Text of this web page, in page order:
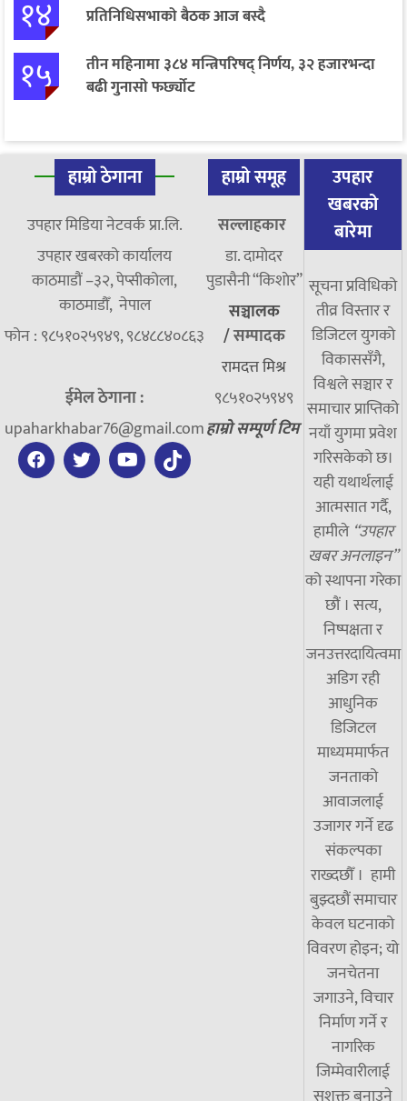
१४ प्रतिनिधिसभाको बैठक आज बस्दै
१५
तीन महिनामा ३८४ मन्त्रिपरिषद् निर्णय, ३२ हजारभन्दा
बढी गुनासो फर्छ्योट
हाम्रो ठेगाना
उपहार मिडिया नेटवर्क प्रा.लि.
उपहार खबरको कार्यालय
काठमाडौं –३२, पेप्सीकोला,
काठमाडौँ, नेपाल
फोन : ९८५१०२५९४९, ९८४८८४०८६३
ईमेल ठेगाना :
upaharkhabar76@gmail.com
हाम्रो समूह
सल्लाहकार
डा. दामाेदर
पुडासैनी “किशाेर”
सञ्चालक
/सम्पादक
रामदत्त मिश्र
९८५१०२५९४९
हाम्रो सम्पूर्ण टिम
उपहार
खबरको
बारेमा
सूचना प्रविधिको
तीव्र विस्तार र
डिजिटल युगको
विकाससँगै,
विश्वले सञ्चार र
समाचार प्राप्तिको
नयाँ युगमा प्रवेश
गरिसकेको छ।
यही यथार्थलाई
आत्मसात गर्दै,
हामीले “उपहार
खबर अनलाइन”
को स्थापना गरेका
छौं । सत्य,
निष्पक्षता र
जनउत्तरदायित्वमा
अडिग रही
आधुनिक
डिजिटल
माध्यममार्फत
जनताको
आवाजलाई
उजागर गर्ने दृढ
संकल्पका
राख्दछौँ । हामी
बुझ्दछौं समाचार
केवल घटनाको
विवरण होइन; यो
जनचेतना
जगाउने, विचार
निर्माण गर्ने र
नागरिक
जिम्मेवारीलाई